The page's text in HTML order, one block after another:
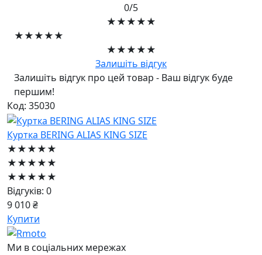
0/5
★★★★★
★★★★★
★★★★★
Залишіть відгук
Залишіть відгук про цей товар - Ваш відгук буде
першим!
Код: 35030
Куртка BERING ALIAS KING SIZE
★★★★★
★★★★★
★★★★★
Відгуків: 0
9 010 ₴
Купити
Ми в соціальних мережах